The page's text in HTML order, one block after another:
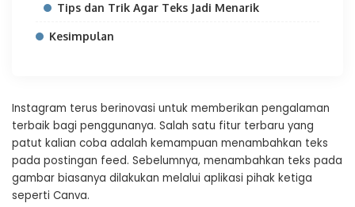
Tips dan Trik Agar Teks Jadi Menarik
Kesimpulan
Instagram terus berinovasi untuk memberikan pengalaman
terbaik bagi penggunanya. Salah satu fitur terbaru yang
patut kalian coba adalah kemampuan menambahkan teks
pada postingan feed. Sebelumnya, menambahkan teks pada
gambar biasanya dilakukan melalui aplikasi pihak ketiga
seperti Canva.